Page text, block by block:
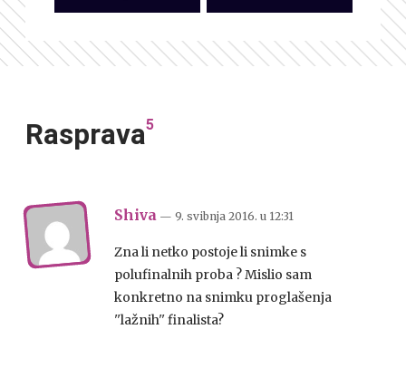
Rasprava5
Shiva — 9. svibnja 2016. u 12:31
Zna li netko postoje li snimke s
polufinalnih proba ? Mislio sam
konkretno na snimku proglašenja
''lažnih'' finalista?